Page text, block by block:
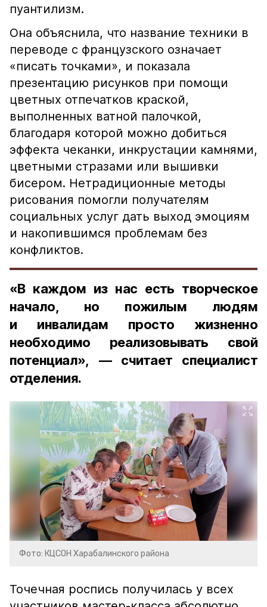
пуантилизм.
Она объяснила, что название техники в
переводе с французского означает
«писать точками», и показала
презентацию рисунков при помощи
цветных отпечатков краской,
выполненных ватной палочкой,
благодаря которой можно добиться
эффекта чеканки, инкрустации камнями,
цветными стразами или вышивки
бисером. Нетрадиционные методы
рисования помогли получателям
социальных услуг дать выход эмоциям
и накопившимся проблемам без
конфликтов.
«В каждом из нас есть творческое
начало, но пожилым людям
и инвалидам просто жизненно
необходимо реализовывать свой
потенциал», — считает специалист
отделения.
Фото: КЦСОН Харабалинского района
Точечная роспись получилась у всех